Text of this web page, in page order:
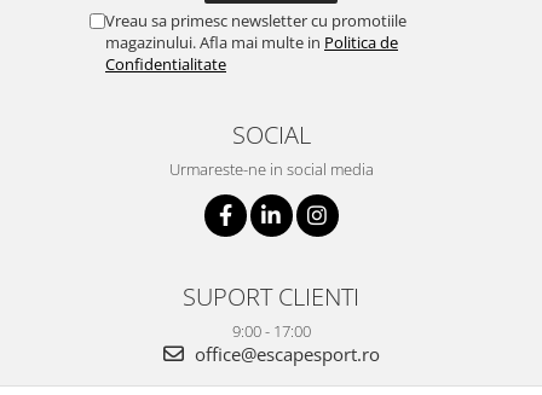
Vreau sa primesc newsletter cu promotiile
magazinului. Afla mai multe in Politica de
Confidentialitate
SOCIAL
Urmareste-ne in social media
SUPORT CLIENTI
9:00 - 17:00
office@escapesport.ro